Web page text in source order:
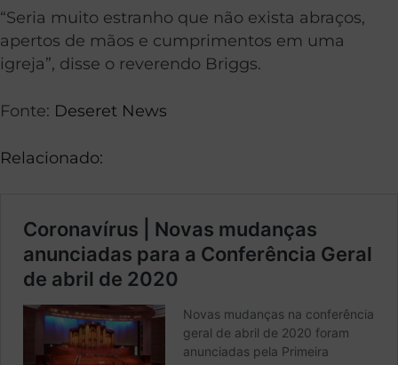
“Seria muito estranho que não exista abraços,
apertos de mãos e cumprimentos em uma
igreja”, disse o reverendo Briggs.
Fonte: Deseret News
Relacionado: